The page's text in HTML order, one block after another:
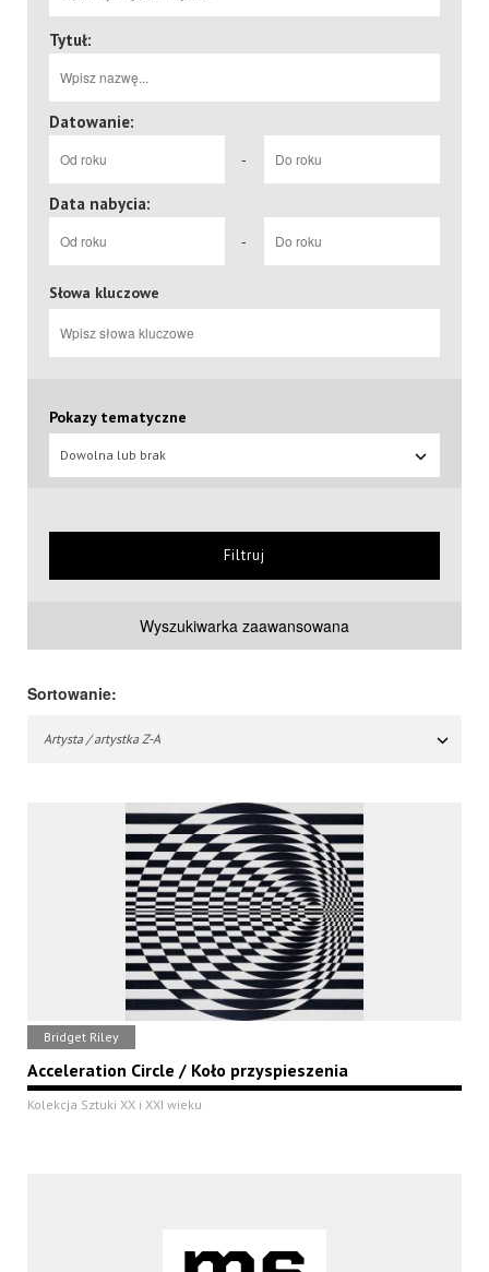
Tytuł:
Datowanie:
-
Data nabycia:
-
Słowa kluczowe
Pokazy tematyczne
Dowolna lub brak
Filtruj
Wyszukiwarka zaawansowana
Sortowanie:
Artysta / artystka Z-A
Bridget Riley
Acceleration Circle / Koło przyspieszenia
Kolekcja Sztuki XX i XXI wieku